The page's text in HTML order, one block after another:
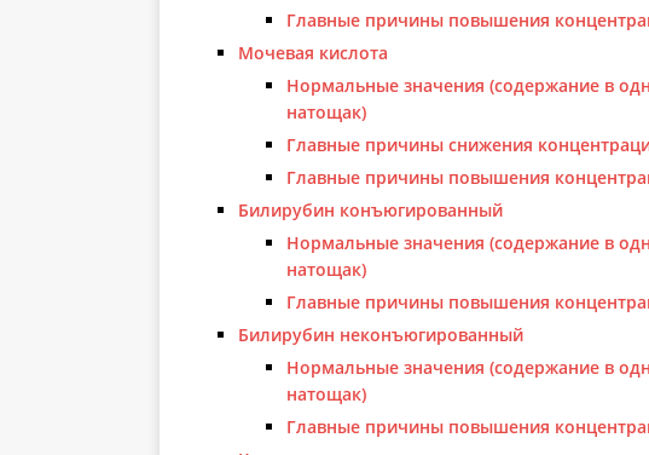
Главные причины повышения
Мочевая кислота
Нормальные значения (содержание в
натощак)
Главные причины снижения
Главные причины повышения
Билирубин конъюгированный
Нормальные значения (содержание в
натощак)
Главные причины повышения
Билирубин неконъюгированный
Нормальные значения (содержание в
натощак)
Главные причины повышения